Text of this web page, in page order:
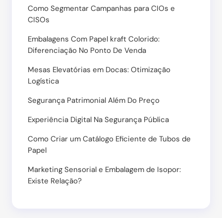
Como Segmentar Campanhas para CIOs e
CISOs
Embalagens Com Papel kraft Colorido:
Diferenciação No Ponto De Venda
Mesas Elevatórias em Docas: Otimização
Logística
Segurança Patrimonial Além Do Preço
Experiência Digital Na Segurança Pública
Como Criar um Catálogo Eficiente de Tubos de
Papel
Marketing Sensorial e Embalagem de Isopor:
Existe Relação?